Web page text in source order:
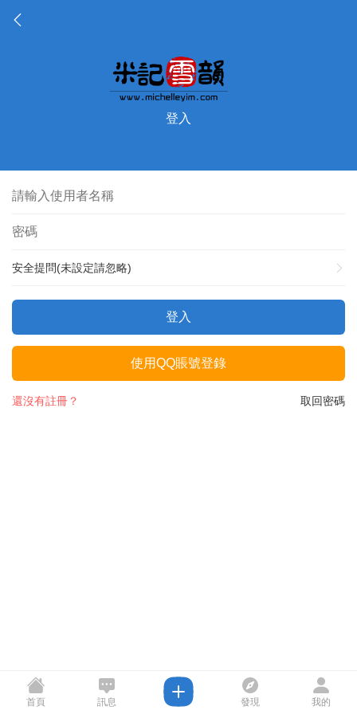
登入
安全提問(未設定請忽略)
登入
使用QQ賬號登錄
取回密碼
還沒有註冊？
首頁 訊息 發現 我的